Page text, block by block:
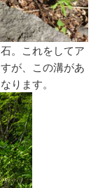
。これをしてア
が、この溝があ
ります。